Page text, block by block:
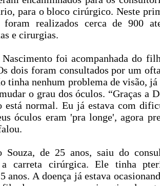
para o bloco cirúrgico. Neste
foram realizados cerca de 900
e cirurgias.
foi acompanhada do
dois foram consultados por um
tinha nenhum problema de visão,
o grau dos óculos. “Graças a
normal. Eu já estava com
óculos eram 'pra longe', agora
Souza, de 25 anos, saiu do
carreta cirúrgica. Ele tinha
anos. A doença já estava